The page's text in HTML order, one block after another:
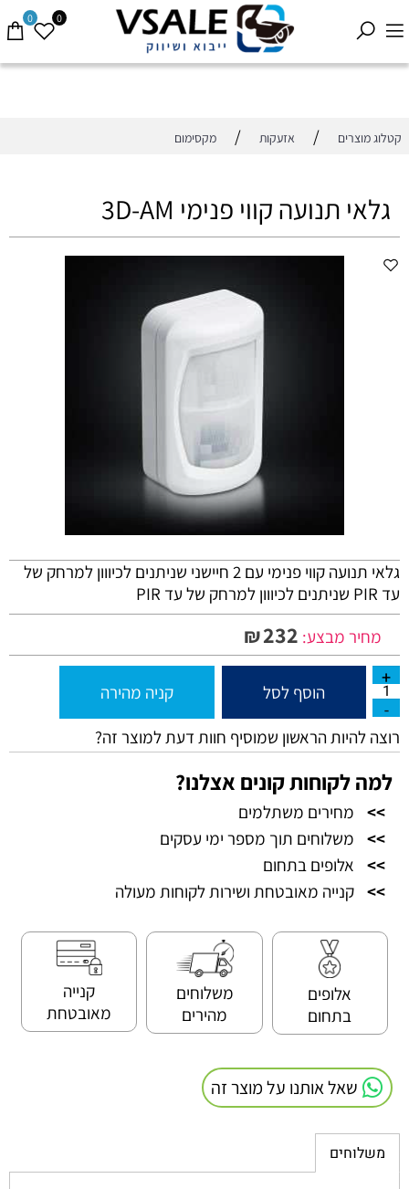
0 0
קטלוג מוצרים / אזעקות / מקסימום
גלאי תנועה קווי פנימי 3D-AM
גלאי תנועה קווי פנימי עם 2 חיישני שניתנים לכיווון למרחק של
עד PIR שניתנים לכיווון למרחק של עד PIR
מחיר מבצע:
₪232
הוסף לסל קניה מהירה
רוצה להיות הראשון שמוסיף חוות דעת למוצר זה?
למה לקוחות קונים אצלנו?
>>
מחירים משתלמים
>>
משלוחים תוך מספר ימי עסקים
>>
אלופים בתחום
>> קנייה מאובטחת ושירות לקוחות מעולה
אלופים
בתחום
משלוחים
מהירים
קנייה
מאובטחת
שאל אותנו על מוצר זה
משלוחים